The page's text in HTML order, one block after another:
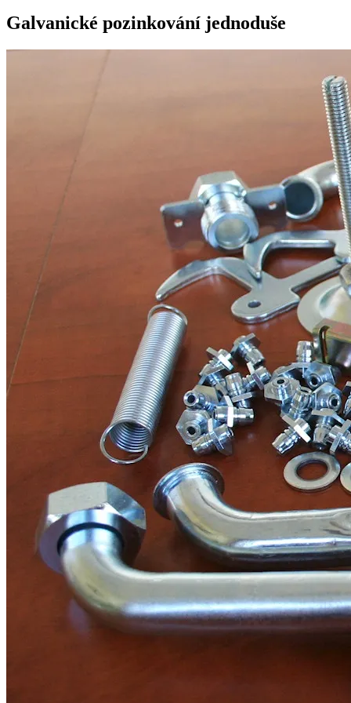
Galvanické pozinkování jednoduše